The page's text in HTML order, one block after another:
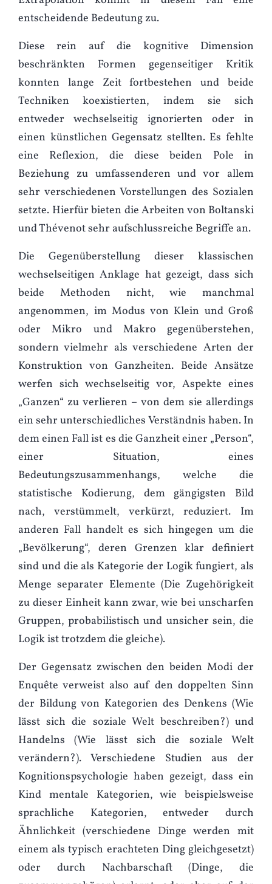
entscheidende Bedeutung zu.
Diese rein auf die kognitive Dimension
beschränkten Formen gegenseitiger Kritik
konnten lange Zeit fortbestehen und beide
Techniken koexistierten, indem sie sich
entweder wechselseitig ignorierten oder in
einen künstlichen Gegensatz stellten. Es fehlte
eine Reflexion, die diese beiden Pole in
Beziehung zu umfassenderen und vor allem
sehr verschiedenen Vorstellungen des Sozialen
setzte. Hierfür bieten die Arbeiten von Boltanski
und Thévenot sehr aufschlussreiche Begriffe an.
Die Gegenüberstellung dieser klassischen
wechselseitigen Anklage hat gezeigt, dass sich
beide Methoden nicht, wie manchmal
angenommen, im Modus von Klein und Groß
oder Mikro und Makro gegenüberstehen,
sondern vielmehr als verschiedene Arten der
Konstruktion von Ganzheiten. Beide Ansätze
werfen sich wechselseitig vor, Aspekte eines
„Ganzen“ zu verlieren – von dem sie allerdings
ein sehr unterschiedliches Verständnis haben. In
dem einen Fall ist es die Ganzheit einer „Person“,
einer Situation, eines
Bedeutungszusammenhangs, welche die
statistische Kodierung, dem gängigsten Bild
nach, verstümmelt, verkürzt, reduziert. Im
anderen Fall handelt es sich hingegen um die
„Bevölkerung“, deren Grenzen klar definiert
sind und die als Kategorie der Logik fungiert, als
Menge separater Elemente (Die Zugehörigkeit
zu dieser Einheit kann zwar, wie bei unscharfen
Gruppen, probabilistisch und unsicher sein, die
Logik ist trotzdem die gleiche).
Der Gegensatz zwischen den beiden Modi der
Enquête verweist also auf den doppelten Sinn
der Bildung von Kategorien des Denkens (Wie
lässt sich die soziale Welt beschreiben?) und
Handelns (Wie lässt sich die soziale Welt
verändern?). Verschiedene Studien aus der
Kognitionspsychologie haben gezeigt, dass ein
Kind mentale Kategorien, wie beispielsweise
sprachliche Kategorien, entweder durch
Ähnlichkeit (verschiedene Dinge werden mit
einem als typisch erachteten Ding gleichgesetzt)
oder durch Nachbarschaft (Dinge, die